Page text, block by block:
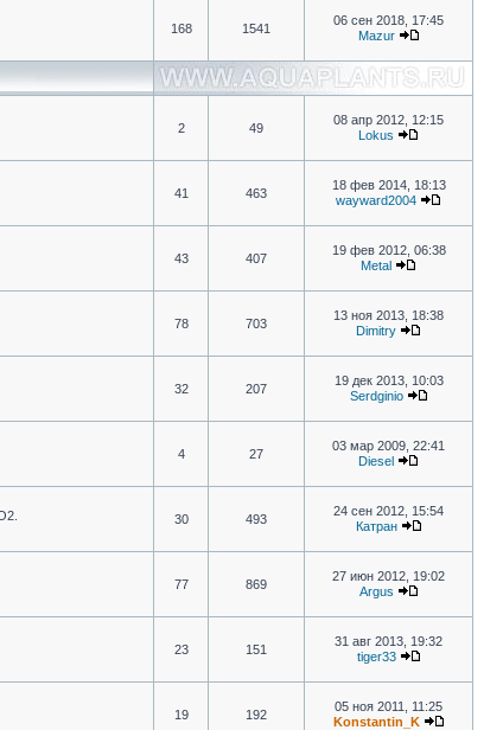
168 1541
06 сен 2018, 17:45
Mazur
2 49
08 апр 2012, 12:15
Lokus
41 463
18 фев 2014, 18:13
wayward2004
43 407
19 фев 2012, 06:38
Metal
78 703
13 ноя 2013, 18:38
Dimitry
32 207
19 дек 2013, 10:03
Serdginio
4 27
03 мар 2009, 22:41
Diesel
30 493
24 сен 2012, 15:54
Катран
77 869
27 июн 2012, 19:02
Argus
23 151
31 авг 2013, 19:32
tiger33
19 192
05 ноя 2011, 11:25
Konstantin_K